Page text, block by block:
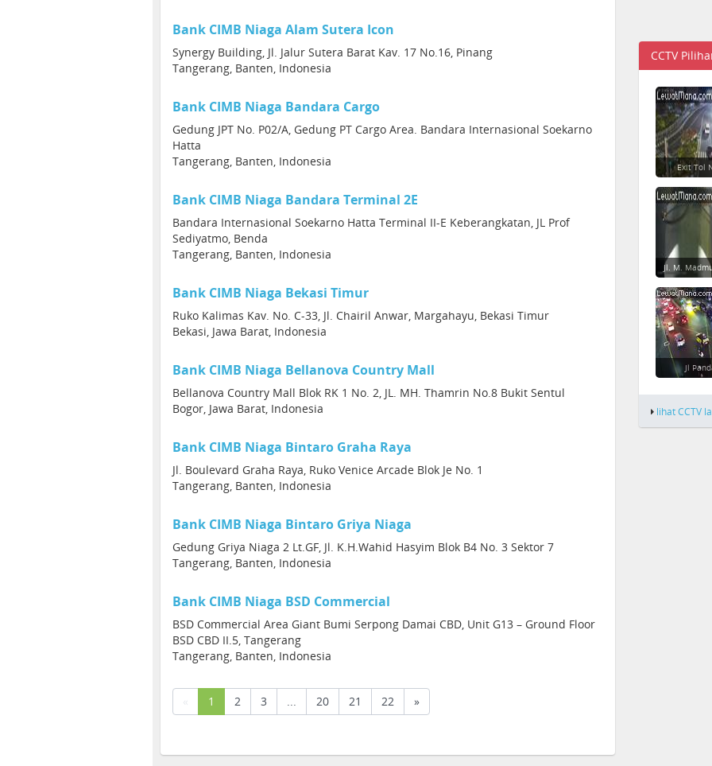
Bank CIMB Niaga Alam Sutera Icon
Synergy Building, Jl. Jalur Sutera Barat Kav. 17 No.16, Pinang
Tangerang, Banten, Indonesia
Bank CIMB Niaga Bandara Cargo
Gedung JPT No. P02/A, Gedung PT Cargo Area. Bandara Internasional Soekarno
Hatta
Tangerang, Banten, Indonesia
Bank CIMB Niaga Bandara Terminal 2E
Bandara Internasional Soekarno Hatta Terminal II-E Keberangkatan, JL Prof
Sediyatmo, Benda
Tangerang, Banten, Indonesia
Bank CIMB Niaga Bekasi Timur
Ruko Kalimas Kav. No. C-33, Jl. Chairil Anwar, Margahayu, Bekasi Timur
Bekasi, Jawa Barat, Indonesia
Bank CIMB Niaga Bellanova Country Mall
Bellanova Country Mall Blok RK 1 No. 2, JL. MH. Thamrin No.8 Bukit Sentul
Bogor, Jawa Barat, Indonesia
Bank CIMB Niaga Bintaro Graha Raya
Jl. Boulevard Graha Raya, Ruko Venice Arcade Blok Je No. 1
Tangerang, Banten, Indonesia
Bank CIMB Niaga Bintaro Griya Niaga
Gedung Griya Niaga 2 Lt.GF, Jl. K.H.Wahid Hasyim Blok B4 No. 3 Sektor 7
Tangerang, Banten, Indonesia
Bank CIMB Niaga BSD Commercial
BSD Commercial Area Giant Bumi Serpong Damai CBD, Unit G13 – Ground Floor
BSD CBD II.5, Tangerang
Tangerang, Banten, Indonesia
1 (current)
2 3 ... 20 21 22 »
CCTV
Exit Tol
Jl. M.
Jl
lihat CCTV